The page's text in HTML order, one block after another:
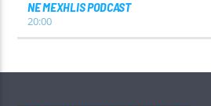
NE MEXHLIS PODCAST
20:00